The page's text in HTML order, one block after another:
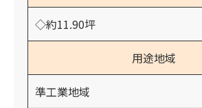
◇約11.90坪
用途地域
準工業地域